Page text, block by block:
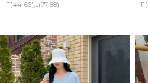
F(44-66),L(77-88)